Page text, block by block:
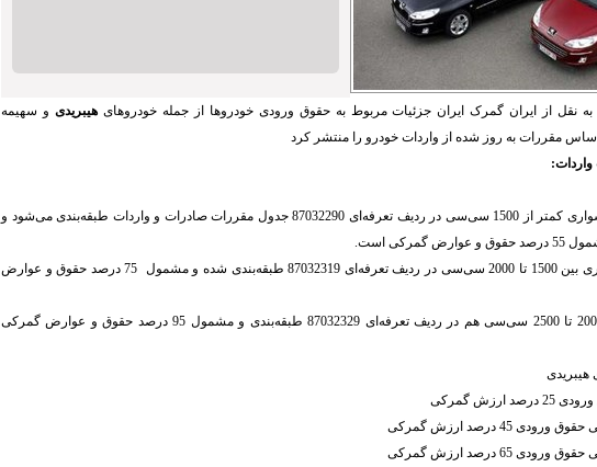
نقل از ایران گمرک ایران جزئیات مربوط به حقوق ورودی خودروها از جمله خودروهای هیبریدی و سهیمه
مقررات به روز شده از واردات خودرو را منتشر کرد
به طور کلی خودروی سواری کمتر از 1500 سی‌سی در ردیف تعرفه‌ای 87032290 جدول مقررات صادرات و واردات طبقه‌بندی می‌شود و
است.
واردات خودروهای سواری بین 1500 تا 2000 سی‌سی در ردیف تعرفه‌ای 87032319 طبقه‌بندی شده و مشمول 75 درصد حقوق و عوارض
خودروهای سواری از 2000 تا 2500 سی‌سی هم در ردیف تعرفه‌ای 87032329 طبقه‌بندی و مشمول 95 درصد حقوق و عوارض گمرکی
هیبریدی